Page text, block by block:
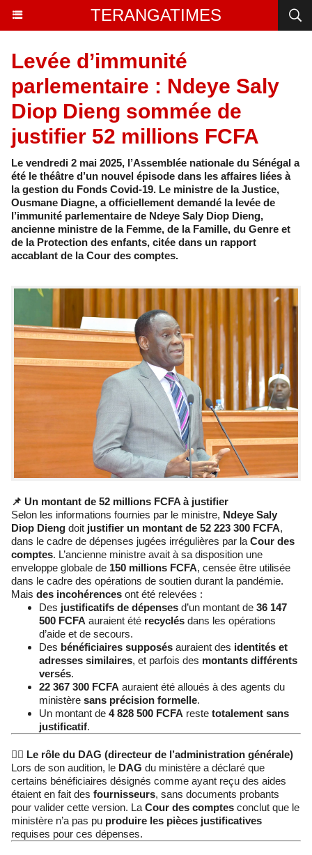
TERANGATIMES
Levée d’immunité
parlementaire : Ndeye Saly
Diop Dieng sommée de
justifier 52 millions FCFA
Le vendredi 2 mai 2025, l’Assemblée nationale du Sénégal a
été le théâtre d’un nouvel épisode dans les affaires liées à
la gestion du Fonds Covid-19. Le ministre de la Justice,
Ousmane Diagne, a officiellement demandé la levée de
l’immunité parlementaire de Ndeye Saly Diop Dieng,
ancienne ministre de la Femme, de la Famille, du Genre et
de la Protection des enfants, citée dans un rapport
accablant de la Cour des comptes.
📌 Un montant de 52 millions FCFA à justifier
Selon les informations fournies par le ministre, Ndeye Saly
Diop Dieng doit justifier un montant de 52 223 300 FCFA,
dans le cadre de dépenses jugées irrégulières par la Cour des
comptes. L’ancienne ministre avait à sa disposition une
enveloppe globale de 150 millions FCFA, censée être utilisée
dans le cadre des opérations de soutien durant la pandémie.
Mais des incohérences ont été relevées :
Des justificatifs de dépenses d’un montant de 36 147
500 FCFA auraient été recyclés dans les opérations
d’aide et de secours.
Des bénéficiaires supposés auraient des identités et
adresses similaires, et parfois des montants différents
versés.
22 367 300 FCFA auraient été alloués à des agents du
ministère sans précision formelle.
Un montant de 4 828 500 FCFA reste totalement sans
justificatif.
🧑‍⚖️ Le rôle du DAG (directeur de l’administration générale)
Lors de son audition, le DAG du ministère a déclaré que
certains bénéficiaires désignés comme ayant reçu des aides
étaient en fait des fournisseurs, sans documents probants
pour valider cette version. La Cour des comptes conclut que le
ministère n’a pas pu produire les pièces justificatives
requises pour ces dépenses.